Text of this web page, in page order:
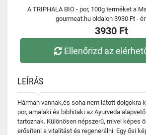
A TRIPHALA BIO - por, 100g terméket a
gourmeat.hu oldalon 3930 Ft -
3930 Ft
Ellenőrizd az
LEÍRÁS
Hárman vannak,és soha nem látott dolgokra
por, amalaki és bibhitaki az Ayurveda
tartoznak. Különösen népszerű, mivel képes
erősíteni a vitalitást és regenerálni. Egy ősi